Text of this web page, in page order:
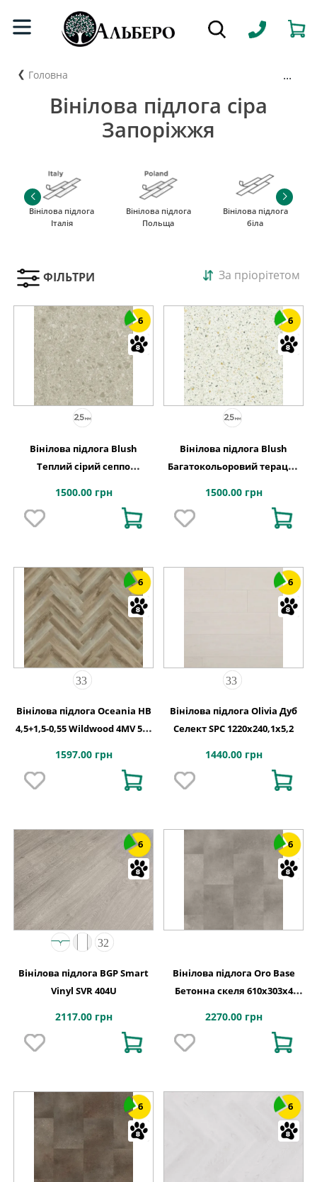
Головна ...
Вінілова підлога сіра
Запоріжжя
Вінілова підлога
Італія
Вінілова підлога
Польща
Вінілова підлога
біла
ФІЛЬТРИ За пріорітетом
6
Вінілова підлога Blush
Теплий сірий сеппо
1500.00 грн
6
Вінілова підлога Blush
Багатокольоровий тераццо
1500.00 грн
6
Вінілова підлога Oceania HB
4,5+1,5-0,55 Wildwood 4MV 5Gi
1597.00 грн
6
Вінілова підлога Olivia Дуб
Селект SPC 1220х240,1х5,2
1440.00 грн
6
Вінілова підлога BGP Smart
Vinyl SVR 404U
2117.00 грн
6
Вінілова підлога Oro Base
Бетонна скеля 610х303x4
2270.00 грн
6 6